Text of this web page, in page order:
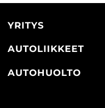
YRITYS
AUTOLIIKKEET
AUTOHUOLTO